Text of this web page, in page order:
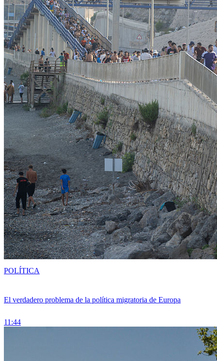
El verdadero problema de la política migratoria de Europa
11:44
POLÍTICA